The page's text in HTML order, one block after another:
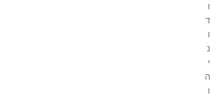
ו
ד
ו
נ
י
ה
ו